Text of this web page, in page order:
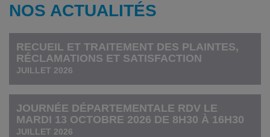
NOS ACTUALITÉS
RECUEIL ET TRAITEMENT DES PLAINTES,
RÉCLAMATIONS ET SATISFACTION
JUILLET 2026
JOURNÉE DÉPARTEMENTALE RDV LE
MARDI 13 OCTOBRE 2026 DE 8H30 À 16H30
JUILLET 2026